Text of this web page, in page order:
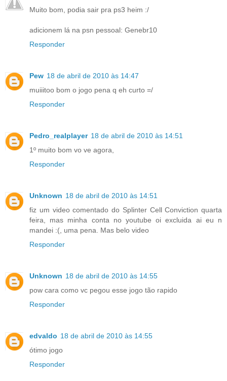
Muito bom, podia sair pra ps3 heim :/
adicionem lá na psn pessoal: Genebr10
Responder
Pew 18 de abril de 2010 às 14:47
muiiitoo bom o jogo pena q eh curto =/
Responder
Pedro_realplayer 18 de abril de 2010 às 14:51
1º muito bom vo ve agora,
Responder
Unknown 18 de abril de 2010 às 14:51
fiz um video comentado do Splinter Cell Conviction quarta
feira, mas minha conta no youtube oi excluida ai eu n
mandei :(, uma pena. Mas belo video
Responder
Unknown 18 de abril de 2010 às 14:55
pow cara como vc pegou esse jogo tão rapido
Responder
edvaldo 18 de abril de 2010 às 14:55
ótimo jogo
Responder